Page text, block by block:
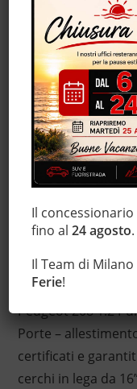
Autoradio digitale
Bluetooth
Chiusura
Climatizzatore
Controllo
Cruise Control
ESP
Servosterzo
Specchietti
Descrizione
Peugeot 208 1.2
Porte –
certificati e
cerchi in lega da
Il
fino al24 agosto.
Il Team di
Ferie!